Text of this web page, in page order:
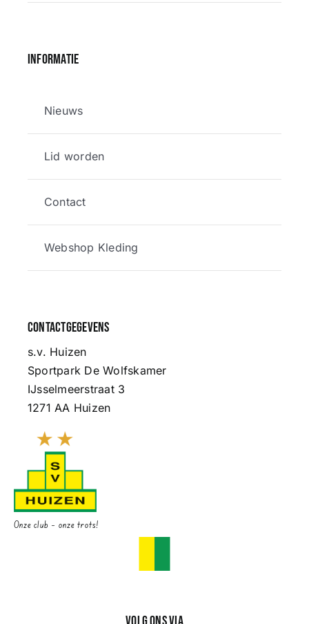
Informatie
Nieuws
Lid worden
Contact
Webshop Kleding
Contactgegevens
s.v. Huizen
Sportpark De Wolfskamer
IJsselmeerstraat 3
1271 AA Huizen
Onze club – onze trots!